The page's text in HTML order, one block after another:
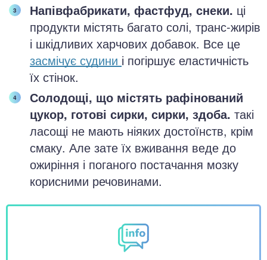
Напівфабрикати, фастфуд, снеки. ці
продукти містять багато солі, транс-жирів
і шкідливих харчових добавок. Все це
засмічує судини і погіршує еластичність
їх стінок.
Солодощі, що містять рафінований
цукор, готові сирки, сирки, здоба. такі
ласощі не мають ніяких достоїнств, крім
смаку. Але зате їх вживання веде до
ожиріння і поганого постачання мозку
корисними речовинами.